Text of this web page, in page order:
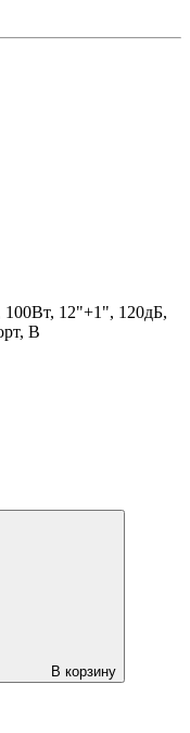
12"+1", 120дБ,
B
В корзину